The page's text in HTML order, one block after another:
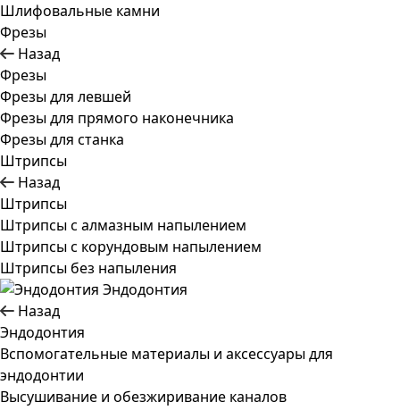
Шлифовальные камни
Фрезы
Назад
Фрезы
Фрезы для левшей
Фрезы для прямого наконечника
Фрезы для станка
Штрипсы
Назад
Штрипсы
Штрипсы c алмазным напылением
Штрипсы c корундовым напылением
Штрипсы без напыления
Эндодонтия
Назад
Эндодонтия
Вспомогательные материалы и аксессуары для
эндодонтии
Высушивание и обезжиривание каналов